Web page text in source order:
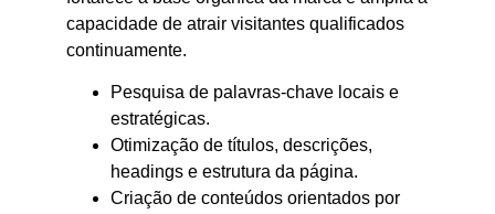
capacidade de atrair visitantes qualificados
continuamente.
Pesquisa de palavras-chave locais e
estratégicas.
Otimização de títulos, descrições,
headings e estrutura da página.
Criação de conteúdos orientados por